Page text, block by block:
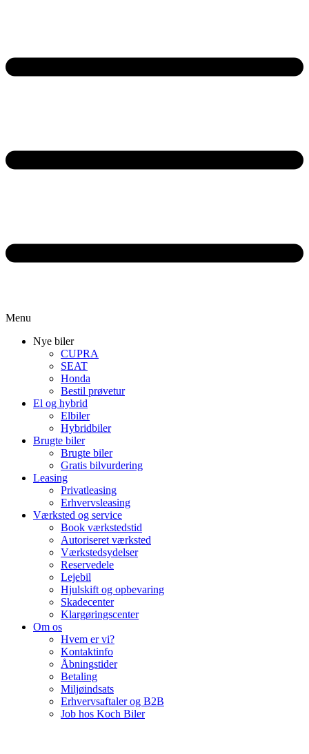
Menu
Nye biler
CUPRA
SEAT
Honda
Bestil prøvetur
El og hybrid
Elbiler
Hybridbiler
Brugte biler
Brugte biler
Gratis bilvurdering
Leasing
Privatleasing
Erhvervsleasing
Værksted og service
Book værkstedstid
Autoriseret værksted
Værkstedsydelser
Reservedele
Lejebil
Hjulskift og opbevaring
Skadecenter
Klargøringscenter
Om os
Hvem er vi?
Kontaktinfo
Åbningstider
Betaling
Miljøindsats
Erhvervsaftaler og B2B
Job hos Koch Biler